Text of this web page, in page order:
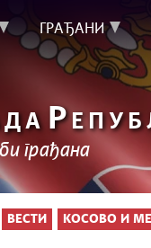
ГРАЂАНИ
Р
грађана
ВЕСТИ КОСОВО И